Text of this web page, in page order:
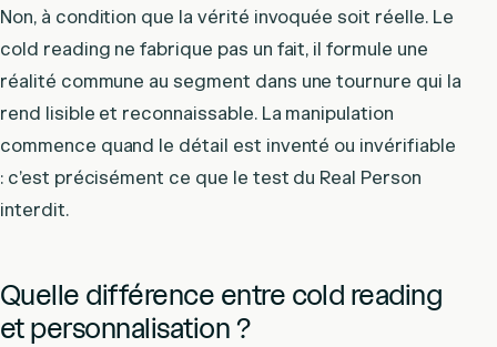
Non, à condition que la vérité invoquée soit réelle. Le
cold reading ne fabrique pas un fait, il formule une
réalité commune au segment dans une tournure qui la
rend lisible et reconnaissable. La manipulation
commence quand le détail est inventé ou invérifiable
: c’est précisément ce que le test du Real Person
interdit.
Quelle différence entre cold reading
et personnalisation ?